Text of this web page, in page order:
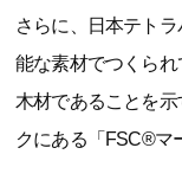
さらに、日本テト
能な素材でつくら
木材であることを
クにある「FSC®マ